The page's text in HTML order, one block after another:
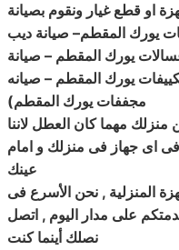
او قطع غيار ونقوم بصيانة
يورك المقطم– صيانة ديب
يورك المقطم – صيانة
يورك المقطم – صيانه
مجففات يورك المقطم)
مهما كان العطل لاننا
اى جهاز فى منزلك و امام
عينك
المنزلية , نحن الأسرع فى
على مدار اليوم , اتصل
نصلك أينما كنت